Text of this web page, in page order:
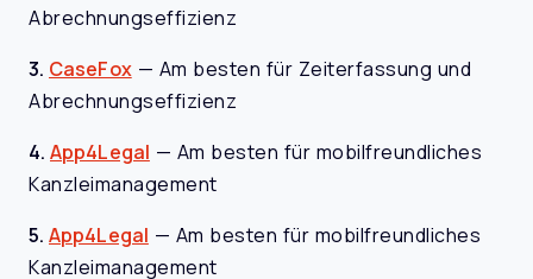
Abrechnungseffizienz
3. CaseFox — Am besten für Zeiterfassung und
Abrechnungseffizienz
4. App4Legal — Am besten für mobilfreundliches
Kanzleimanagement
5. App4Legal — Am besten für mobilfreundliches
Kanzleimanagement